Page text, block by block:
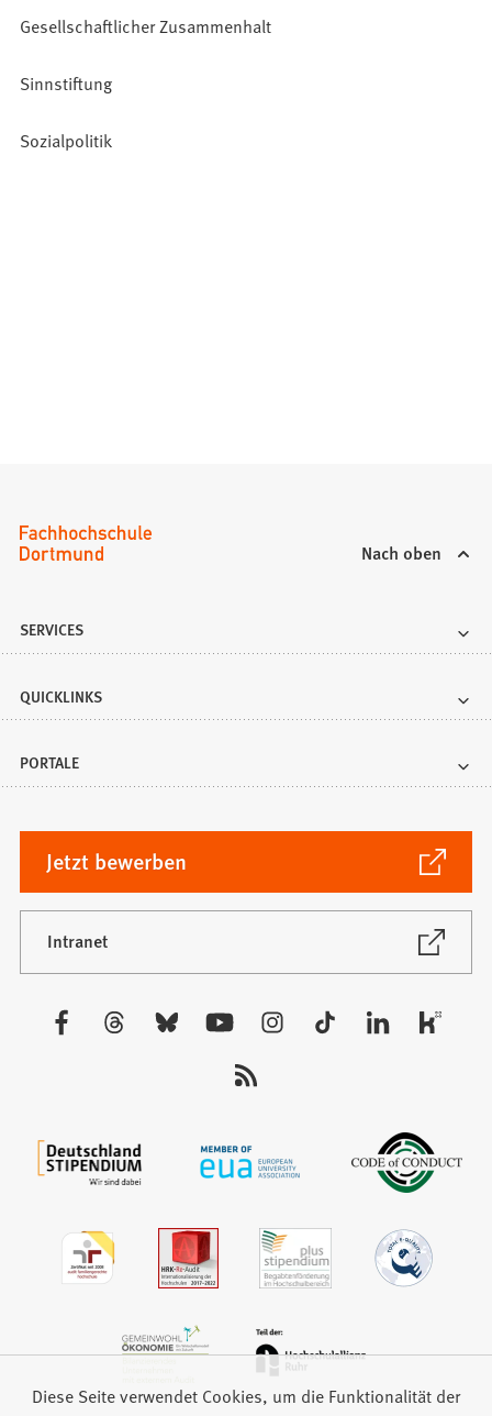
Gesellschaftlicher Zusammenhalt
Sinnstiftung
Sozialpolitik
Nach oben
SERVICES
QUICKLINKS
PORTALE
Jetzt bewerben
(Öffnet
in
einem
neuen
Tab)
Intranet
(Öffnet
neuen
Besuchen
Diese Seite verwendet Cookies, um die Funktionalität der